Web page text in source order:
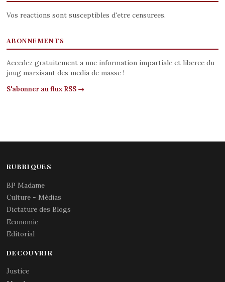
Vos reactions sont susceptibles d'etre censurees.
ABONNEMENTS
Accedez gratuitement a une information impartiale et liberee du
joug marxisant des media de masse !
S'abonner au flux RSS →
RUBRIQUES
BP Madame
Culture - Médias
Dictature des Blogs
Economie
Editorial
DECOUVRIR
Justice